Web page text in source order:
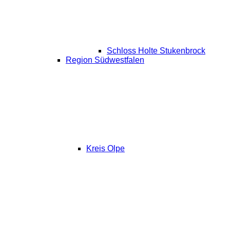
Schloss Holte Stukenbrock
Region Südwestfalen
Kreis Olpe